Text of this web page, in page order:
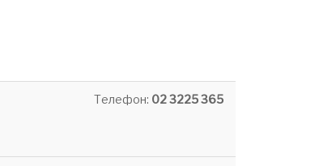
Телефон: 02 3225 365